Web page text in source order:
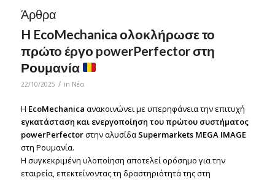
Άρθρα
H EcoMechanica ολοκλήρωσε το
πρώτο έργο powerPerfector στη
Ρουμανία
22/10/2025 / in Νέα
Η EcoMechanica ανακοινώνει με υπερηφάνεια την επιτυχή
εγκατάσταση και ενεργοποίηση του πρώτου συστήματος
powerPerfectorστην αλυσίδα Supermarkets MEGA IMAGE
στη Ρουμανία.
Η συγκεκριμένη υλοποίηση αποτελεί ορόσημο για την
εταιρεία, επεκτείνοντας τη δραστηριότητά της στη